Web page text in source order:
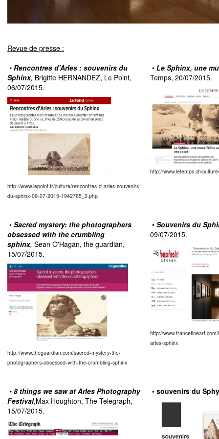
Revue de presse :
• Rencontres d'Arles : souvenirs du
Sphinx, Brigitte HERNANDEZ, Le Point,
06/07/2015.
http://www.lepoint.fr/culture/rencontres-d-arles-souvenirs-
du-sphinx-06-07-2015-1942765_3.php
• Le Sphinx, une
Temps, 20/07/2015.
http://www.letemps.ch/
• Sacred mystery: the photographers
obsessed with the crumbling
sphinx, Sean O'Hagan, the guardian,
15/07/2015.
http://www.theguardian.com/sacred-mystery-the-
photographers-obsessed-with-the-crumbling-sphinx
• Souvenirs du
09/07/2015.
http://
arles-sphinx
• 8 things we saw at Arles Photography
Festival,Max Houghton, The Telegraph,
15/07/2015.
• souvenirs du